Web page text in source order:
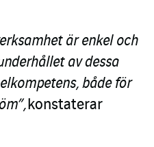
är enkel och
av dessa
både för
konstaterar